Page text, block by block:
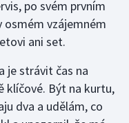
po svém prvním
osmém vzájemném
ani set.
je strávit čas na
klíčové. Být na kurtu,
dva a udělám, co